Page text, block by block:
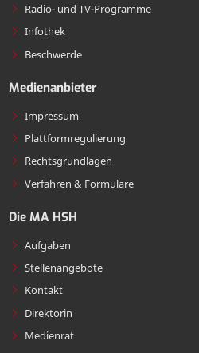
Radio- und TV-Programme
Infothek
Beschwerde
Medienanbieter
Impressum
Plattformregulierung
Rechtsgrundlagen
Verfahren & Formulare
Die MA HSH
Aufgaben
Stellenangebote
Kontakt
Direktorin
Medienrat